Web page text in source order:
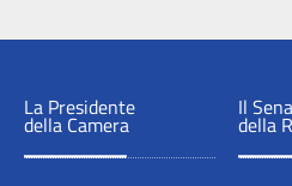
La Presidente
della Camera
Il
della